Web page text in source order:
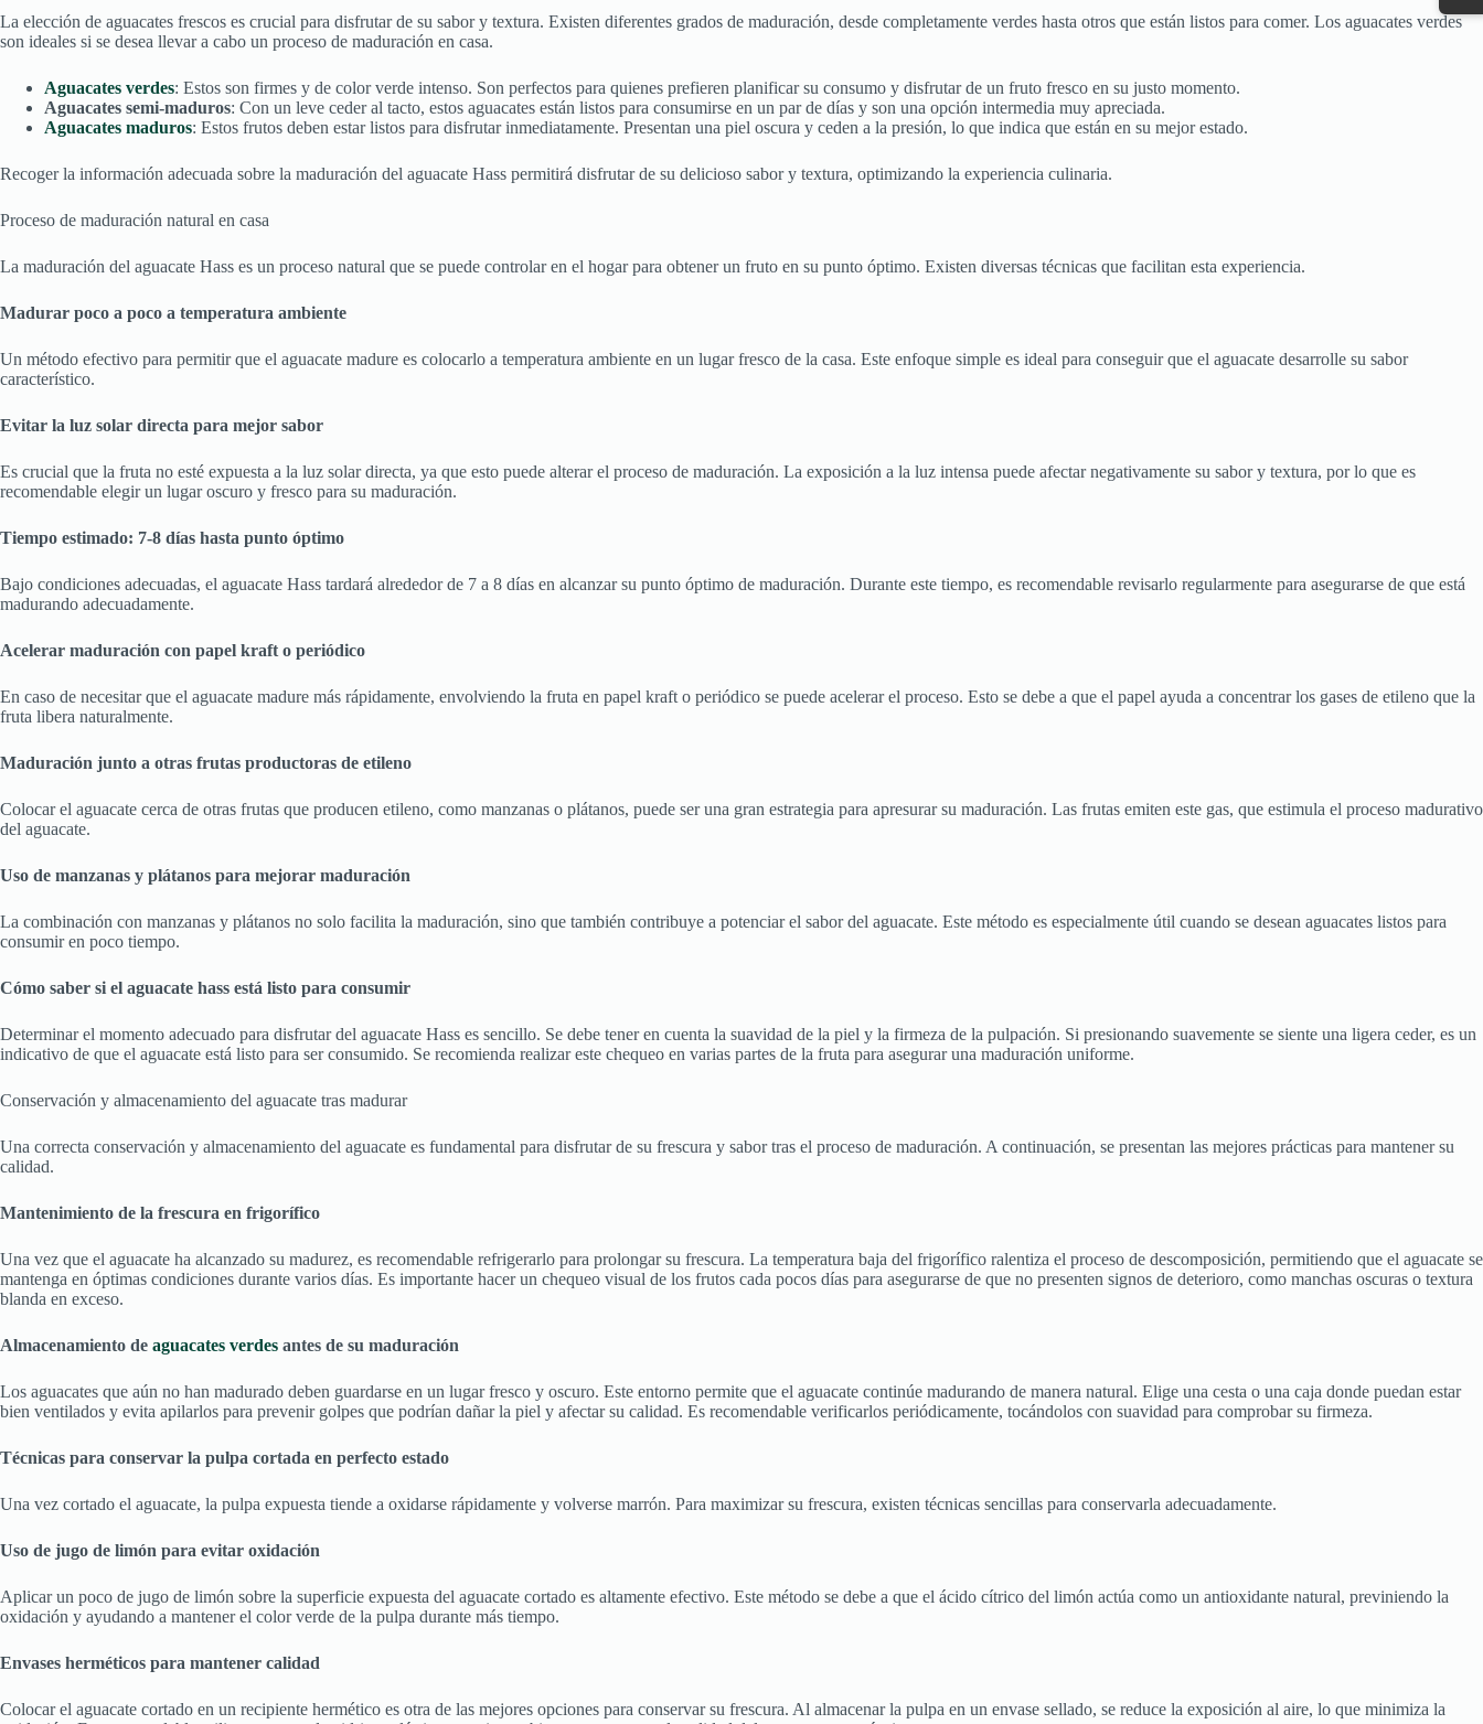
La elección de aguacates frescos es crucial para disfrutar de su sabor y textura. Existen diferentes grados de maduración, desde completamente verdes hasta otros que están listos para comer. Los aguacates verdes
son ideales si se desea llevar a cabo un proceso de maduración en casa.
Aguacates verdes: Estos son firmes y de color verde intenso. Son perfectos para quienes prefieren planificar su consumo y disfrutar de un fruto fresco en su justo momento.
Aguacates semi-maduros: Con un leve ceder al tacto, estos aguacates están listos para consumirse en un par de días y son una opción intermedia muy apreciada.
Aguacates maduros: Estos frutos deben estar listos para disfrutar inmediatamente. Presentan una piel oscura y ceden a la presión, lo que indica que están en su mejor estado.
Recoger la información adecuada sobre la maduración del aguacate Hass permitirá disfrutar de su delicioso sabor y textura, optimizando la experiencia culinaria.
Proceso de maduración natural en casa
La maduración del aguacate Hass es un proceso natural que se puede controlar en el hogar para obtener un fruto en su punto óptimo. Existen diversas técnicas que facilitan esta experiencia.
Madurar poco a poco a temperatura ambiente
Un método efectivo para permitir que el aguacate madure es colocarlo a temperatura ambiente en un lugar fresco de la casa. Este enfoque simple es ideal para conseguir que el aguacate desarrolle su sabor
característico.
Evitar la luz solar directa para mejor sabor
Es crucial que la fruta no esté expuesta a la luz solar directa, ya que esto puede alterar el proceso de maduración. La exposición a la luz intensa puede afectar negativamente su sabor y textura, por lo que es
recomendable elegir un lugar oscuro y fresco para su maduración.
Tiempo estimado: 7-8 días hasta punto óptimo
Bajo condiciones adecuadas, el aguacate Hass tardará alrededor de 7 a 8 días en alcanzar su punto óptimo de maduración. Durante este tiempo, es recomendable revisarlo regularmente para asegurarse de que está
madurando adecuadamente.
Acelerar maduración con papel kraft o periódico
En caso de necesitar que el aguacate madure más rápidamente, envolviendo la fruta en papel kraft o periódico se puede acelerar el proceso. Esto se debe a que el papel ayuda a concentrar los gases de etileno que la
fruta libera naturalmente.
Maduración junto a otras frutas productoras de etileno
Colocar el aguacate cerca de otras frutas que producen etileno, como manzanas o plátanos, puede ser una gran estrategia para apresurar su maduración. Las frutas emiten este gas, que estimula el proceso madurativo
del aguacate.
Uso de manzanas y plátanos para mejorar maduración
La combinación con manzanas y plátanos no solo facilita la maduración, sino que también contribuye a potenciar el sabor del aguacate. Este método es especialmente útil cuando se desean aguacates listos para
consumir en poco tiempo.
Cómo saber si el aguacate hass está listo para consumir
Determinar el momento adecuado para disfrutar del aguacate Hass es sencillo. Se debe tener en cuenta la suavidad de la piel y la firmeza de la pulpación. Si presionando suavemente se siente una ligera ceder, es un
indicativo de que el aguacate está listo para ser consumido. Se recomienda realizar este chequeo en varias partes de la fruta para asegurar una maduración uniforme.
Conservación y almacenamiento del aguacate tras madurar
Una correcta conservación y almacenamiento del aguacate es fundamental para disfrutar de su frescura y sabor tras el proceso de maduración. A continuación, se presentan las mejores prácticas para mantener su
calidad.
Mantenimiento de la frescura en frigorífico
Una vez que el aguacate ha alcanzado su madurez, es recomendable refrigerarlo para prolongar su frescura. La temperatura baja del frigorífico ralentiza el proceso de descomposición, permitiendo que el aguacate se
mantenga en óptimas condiciones durante varios días. Es importante hacer un chequeo visual de los frutos cada pocos días para asegurarse de que no presenten signos de deterioro, como manchas oscuras o textura
blanda en exceso.
Almacenamiento de aguacates verdes antes de su maduración
Los aguacates que aún no han madurado deben guardarse en un lugar fresco y oscuro. Este entorno permite que el aguacate continúe madurando de manera natural. Elige una cesta o una caja donde puedan estar
bien ventilados y evita apilarlos para prevenir golpes que podrían dañar la piel y afectar su calidad. Es recomendable verificarlos periódicamente, tocándolos con suavidad para comprobar su firmeza.
Técnicas para conservar la pulpa cortada en perfecto estado
Una vez cortado el aguacate, la pulpa expuesta tiende a oxidarse rápidamente y volverse marrón. Para maximizar su frescura, existen técnicas sencillas para conservarla adecuadamente.
Uso de jugo de limón para evitar oxidación
Aplicar un poco de jugo de limón sobre la superficie expuesta del aguacate cortado es altamente efectivo. Este método se debe a que el ácido cítrico del limón actúa como un antioxidante natural, previniendo la
oxidación y ayudando a mantener el color verde de la pulpa durante más tiempo.
Envases herméticos para mantener calidad
Colocar el aguacate cortado en un recipiente hermético es otra de las mejores opciones para conservar su frescura. Al almacenar la pulpa en un envase sellado, se reduce la exposición al aire, lo que minimiza la